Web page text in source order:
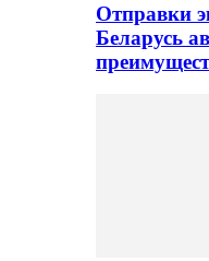
Отправки
Беларусь